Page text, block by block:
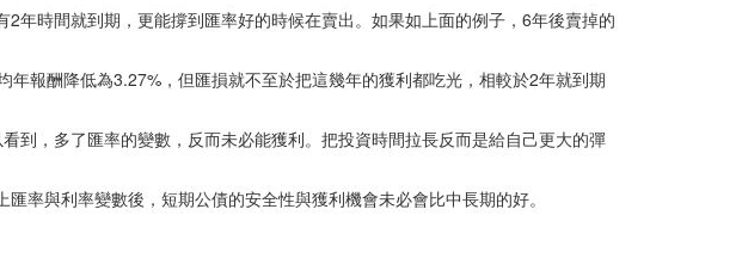
年時間就到期，更能撐到匯率好的時候在賣出。如果如上面的例子，6年後賣掉的
報酬降低為3.27%，但匯損就不至於把這幾年的獲利都吃光，相較於2年就到期
到，多了匯率的變數，反而未必能獲利。把投資時間拉長反而是給自己更大的彈
率與利率變數後，短期公債的安全性與獲利機會未必會比中長期的好。